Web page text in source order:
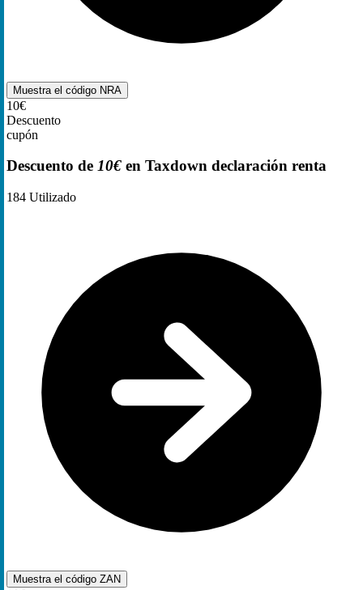
Muestra el código NRA
10€
Descuento
cupón
Descuento de 10€ en Taxdown declaración renta
184 Utilizado
Muestra el código ZAN